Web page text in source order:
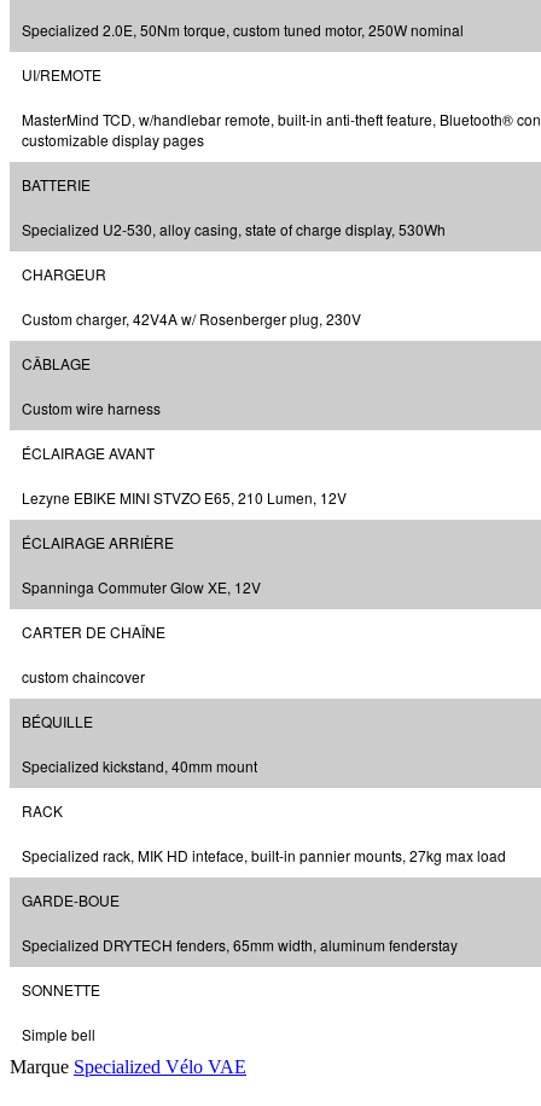
Specialized 2.0E, 50Nm torque, custom tuned motor, 250W nominal
UI/REMOTE
MasterMind TCD, w/handlebar remote, built-in anti-theft feature, Bluetooth®
customizable display pages
BATTERIE
Specialized U2-530, alloy casing, state of charge display, 530Wh
CHARGEUR
Custom charger, 42V4A w/ Rosenberger plug, 230V
CÂBLAGE
Custom wire harness
ÉCLAIRAGE AVANT
Lezyne EBIKE MINI STVZO E65, 210 Lumen, 12V
ÉCLAIRAGE ARRIÈRE
Spanninga Commuter Glow XE, 12V
CARTER DE CHAÎNE
custom chaincover
BÉQUILLE
Specialized kickstand, 40mm mount
RACK
Specialized rack, MIK HD inteface, built-in pannier mounts, 27kg max load
GARDE-BOUE
Specialized DRYTECH fenders, 65mm width, aluminum fenderstay
SONNETTE
Simple bell
Marque Specialized Vélo VAE